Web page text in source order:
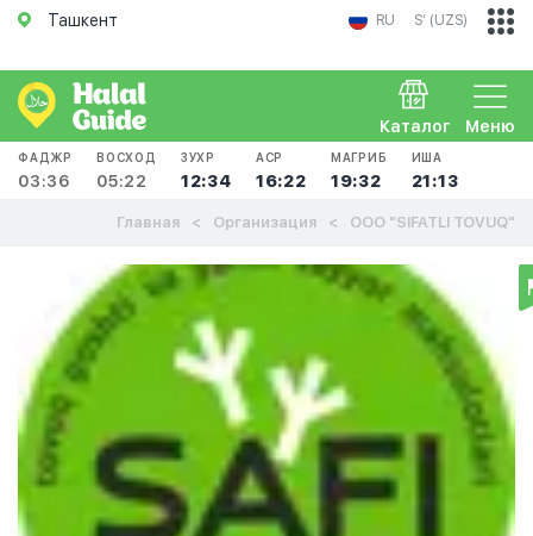
Ташкент RU Sʻ (UZS)
Меню
Каталог
ФАДЖР
03:36
ВОСХОД
05:22
ЗУХР
12:34
АСР
16:22
МАГРИБ
19:32
ИША
21:13
Главная Организация ООО "SIFATLI TOVUQ"